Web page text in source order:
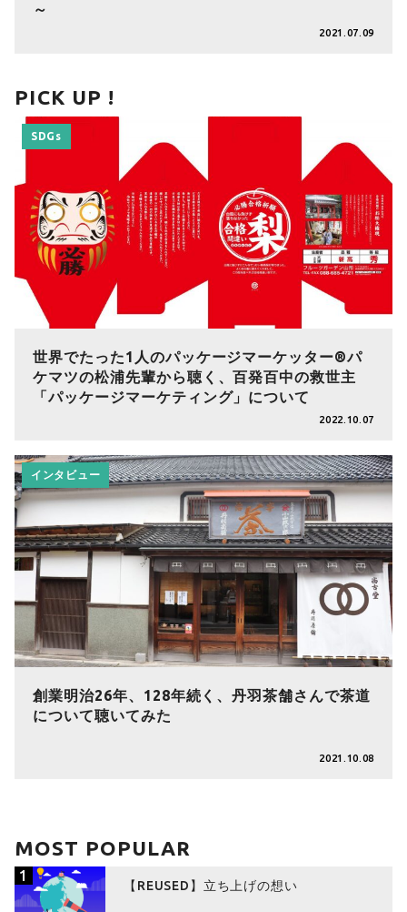
～
2021.07.09
PICK UP !
世界でたった1人のパッケージマーケッター®パ
ケマツの松浦先輩から聴く、百発百中の救世主
「パッケージマーケティング」について
2022.10.07
SDGs
創業明治26年、128年続く、丹羽茶舗さんで茶道
について聴いてみた
2021.10.08
インタビュー
MOST POPULAR
1
【REUSED】立ち上げの想い